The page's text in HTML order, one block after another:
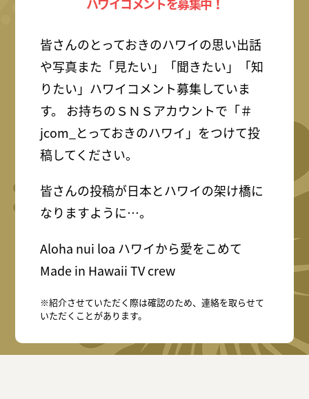
皆さんのとっておきのハワイの思い出話
や写真また「見たい」「聞きたい」「知
りたい」ハワイコメント募集していま
す。 お持ちのＳＮＳアカウントで「＃
jcom_とっておきのハワイ」をつけて投
稿してください。
皆さんの投稿が日本とハワイの架け橋に
なりますように…。
Aloha nui loa ハワイから愛をこめて
Made in Hawaii TV crew
※紹介させていただく際は確認のため、連絡を取らせて
いただくことがあります。